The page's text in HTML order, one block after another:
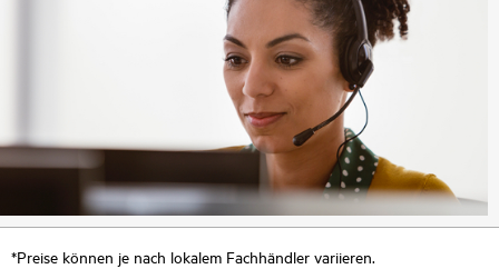
*Preise können je nach lokalem Fachhändler variieren.